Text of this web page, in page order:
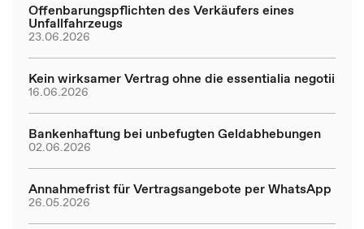
Offenbarungspflichten des Verkäufers eines
Unfallfahrzeugs
23.06.2026
Kein wirksamer Vertrag ohne die essentialia negotii
16.06.2026
Bankenhaftung bei unbefugten Geldabhebungen
02.06.2026
Annahmefrist für Vertragsangebote per WhatsApp
26.05.2026